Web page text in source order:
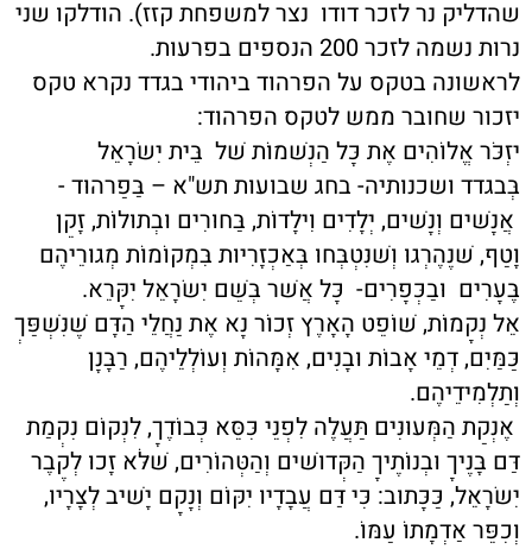
שהדליק נר לזכר דודו נצר למשפחת קזז). הודלקו שני
נרות נשמה לזכר 200 הנספים בפרעות.
לראשונה בטקס על הפרהוד ביהודי בגדד נקרא טקס
יזכור שחובר ממש לטקס הפרהוד:
יזְכֹּר אֱלוֹהִים אֶת כָּל הַנְשׁמוֹת שׁל בֵּית יִשׂרָאֵל
בְּבגדד ושכנותיה- בחג שבועות תש"א – בַּפַרהוּד -
אֲנָשׁים וְנָשׁים, יְלָדִים וִילָדוֹת, בַּחוּרִים וּבְתוּלוֹת, זָקֵן
וָטַף, שׁנֶהֶרְגוּ וְשׁנִּטְבְּחוּ בְּאַכְזָרִיּוּת בִּמְקוֹמוֹת מְגוּרֵיהֶם
בֶּעָרִים וּבַכְּפָרִים- כָּל אֲשׁר בְּשֵׁם יִשׂרָאֵל יִקָּרֵא.
אֵל נְקָמוֹת, שׁוֹפֵט הָאָרֶץ זְכוֹר נָא אֶת נַחֲלֵי הַדָּם שֶׁנִּשְׁפַּךְ
כַּמַּיִם, דְמֵי אָבוֹת וּבָנִים, אִמָּהוֹת וְעוֹלְלֵיהֶם, רַבָּנָן
וְתַלְמִידֵיהֶם.
אֶנְקַת הַמְּעוּנִּים תַּעֲלֶה לִפְנֵי כִּסֵּא כְּבוֹדֶךָ, לִנְקוֹם נִקְמַת
דַּם בָּנֶיךָ וּבְנוֹתֶיךָ הַקְּדושׁים וְהַטְּהוֹרִים, שׁלֹּא זָכוּ לְקֶבֶר
יִשׂרָאֵל, כַּכָּתוּב: כִּי דַּם עֲבָדָיו יִקּוֹם וְנָקָם יָשׁיב לְצָרָיו,
וְכִפֵּר אַדְמָתוֹ עַמּוֹ.